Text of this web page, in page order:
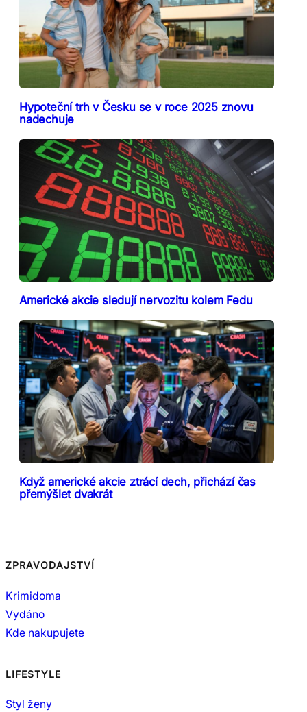
Hypoteční trh v Česku se v roce 2025 znovu
nadechuje
Americké akcie sledují nervozitu kolem Fedu
Když americké akcie ztrácí dech, přichází čas
přemýšlet dvakrát
ZPRAVODAJSTVÍ
Krimidoma
Vydáno
Kde nakupujete
LIFESTYLE
Styl ženy